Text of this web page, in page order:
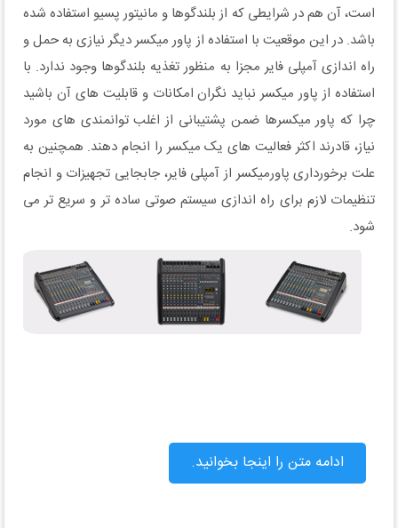
است، آن هم در شرایطی که از بلندگوها و مانیتور پسیو استفاده شده
باشد. در این موقعیت با استفاده از پاور میکسر دیگر نیازی به حمل و
راه اندازی آمپلی فایر مجزا به منظور تغذیه بلندگوها وجود ندارد. با
استفاده از پاور میکسر نباید نگران امکانات و قابلیت های آن باشید
چرا که پاور میکسرها ضمن پشتیبانی از اغلب توانمندی های مورد
نیاز، قادرند اکثر فعالیت های یک میکسر را انجام دهند. همچنین به
علت برخورداری پاورمیکسر از آمپلی فایر، جابجایی تجهیزات و انجام
تنظیمات لازم برای راه اندازی سیستم صوتی ساده تر و سریع تر می
شود.
ادامه متن را اینجا بخوانید.